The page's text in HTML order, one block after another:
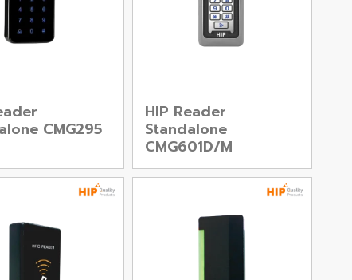
CMG295
HIP Reader
Standalone
CMG601D/M